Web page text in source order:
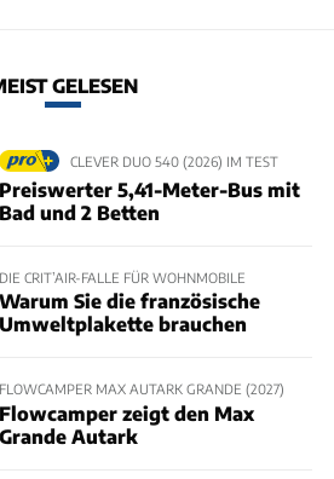
GELESEN
CLEVER DUO 540 (2026) IM TEST
Preiswerter 5,41-Meter-Bus mit
Bad und 2 Betten
DIE CRIT’AIR-FALLE FÜR WOHNMOBILE
Warum Sie die französische
Umweltplakette brauchen
FLOWCAMPER MAX AUTARK GRANDE (2027)
Flowcamper zeigt den Max
Grande Autark